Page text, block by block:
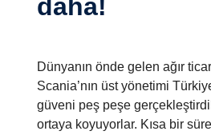
daha!
Dünyanın önde gelen ağır
Scania’nın üst yönetimi
güveni peş peşe
ortaya koyuyorlar. Kısa bir